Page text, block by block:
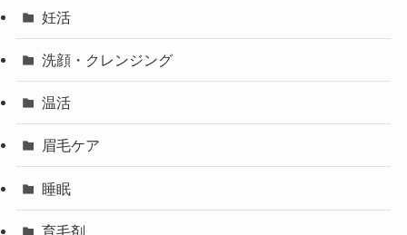
妊活
洗顔・クレンジング
温活
眉毛ケア
睡眠
育毛剤